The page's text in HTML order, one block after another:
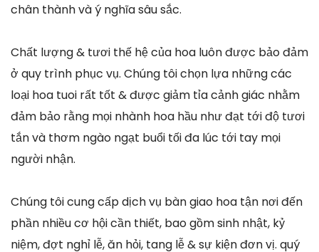
chân thành và ý nghĩa sâu sắc.
Chất lượng & tươi thế hệ của hoa luôn được bảo đảm
ở quy trình phục vụ. Chúng tôi chọn lựa những các
loại hoa tuoi rất tốt & được giảm tỉa cảnh giác nhằm
đảm bảo rằng mọi nhành hoa hầu như đạt tới độ tươi
tắn và thơm ngào ngạt buổi tối đa lúc tới tay mọi
người nhận.
Chúng tôi cung cấp dịch vụ bàn giao hoa tận nơi đến
phần nhiều cơ hội cần thiết, bao gồm sinh nhật, kỷ
niệm, đợt nghỉ lễ, ăn hỏi, tang lễ & sự kiện đơn vị. quý